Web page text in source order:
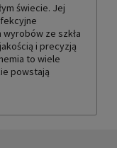
świecie. Jej
wyrobów ze szkła
i precyzją
to wiele
powstają